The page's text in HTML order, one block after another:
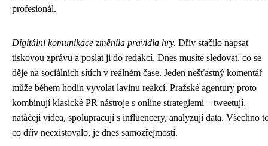
profesionál.
Digitální komunikace změnila pravidla hry. Dřív stačilo napsat
tiskovou zprávu a poslat ji do redakcí. Dnes musíte sledovat, co se
děje na sociálních sítích v reálném čase. Jeden nešťastný komentář
může během hodin vyvolat lavinu reakcí. Pražské agentury proto
kombinují klasické PR nástroje s online strategiemi – tweetují,
natáčejí videa, spolupracují s influencery, analyzují data. Všechno
co dřív neexistovalo, je dnes samozřejmostí.